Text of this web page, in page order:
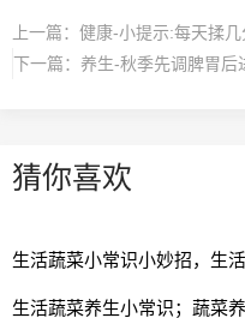
上一篇： 健康-小提示:每天揉几
下一篇： 养生-秋季先调脾胃后
猜你喜欢
生活蔬菜小常识小妙招，生
生活蔬菜养生小常识；蔬菜